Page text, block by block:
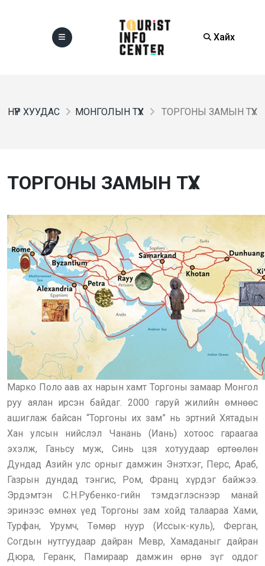
Хайх
НҮҮР ХУУДАС МОНГОЛЫН ТҮҮХ ТОРГОНЫ ЗАМЫН ТҮҮХ
ТОРГОНЫ ЗАМЫН ТҮҮХ
Марко Поло аав ах нарын хамт Торгоны замаар Монгол
руу аялан ирсэн байдаг. 2000 гаруй жилийн өмнөөс
ашиглаж байсан “Торгоны их зам” нь эртний Хятадын
Хан улсын нийслэл Чанань (Иань) хотоос гараагаа
эхэлж, Ганьсу муж, Синь цзя хотуудаар өртөөлөн
Дундад Азийн улс орныг дамжин Энэтхэг, Перс, Араб,
Газрын дундад тэнгис, Ром, Франц хүрдэг байжээ.
Эрдэмтэн С.Н.Рубенко-гийн тэмдэглэснээр манай
эринээс өмнөх үед Торгоны зам хойд талаараа Хами,
Турфан, Урумч, Төмөр нуур (Иссык-куль), Ферган,
Согдын нутгуудаар дайран Мевр, Хамаданыг дайран
Дюра, Геранк, Памираар дамжин өрнө зүг оддог